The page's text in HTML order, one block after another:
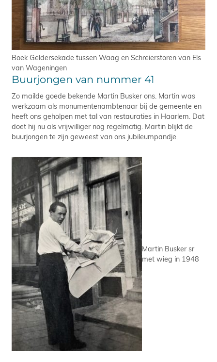
Boek Geldersekade tussen Waag en Schreierstoren van Els
van Wageningen
Buurjongen van nummer 41
Zo mailde goede bekende Martin Busker ons. Martin was
werkzaam als monumentenambtenaar bij de gemeente en
heeft ons geholpen met tal van restauraties in Haarlem. Dat
doet hij nu als vrijwilliger nog regelmatig. Martin blijkt de
buurjongen te zijn geweest van ons jubileumpandje.
Martin Busker sr
met wieg in 1948